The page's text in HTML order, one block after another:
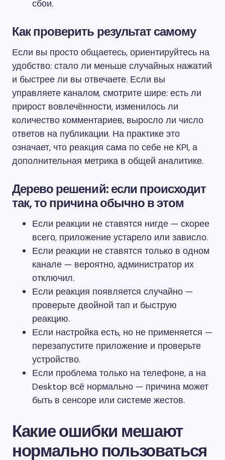
сбои.
Как проверить результат самому
Если вы просто общаетесь, ориентируйтесь на
удобство: стало ли меньше случайных нажатий
и быстрее ли вы отвечаете. Если вы
управляете каналом, смотрите шире: есть ли
прирост вовлечённости, изменилось ли
количество комментариев, выросло ли число
ответов на публикации. На практике это
означает, что реакция сама по себе не KPI, а
дополнительная метрика в общей аналитике.
Дерево решений: если происходит
так, то причина обычно в этом
Если реакции не ставятся нигде — скорее
всего, приложение устарело или зависло.
Если реакции не ставятся только в одном
канале — вероятно, администратор их
отключил.
Если реакция появляется случайно —
проверьте двойной тап и быструю
реакцию.
Если настройка есть, но не применяется —
перезапустите приложение и проверьте
устройство.
Если проблема только на телефоне, а на
Desktop всё нормально — причина может
быть в сенсоре или системе жестов.
Какие ошибки мешают
нормально пользоваться